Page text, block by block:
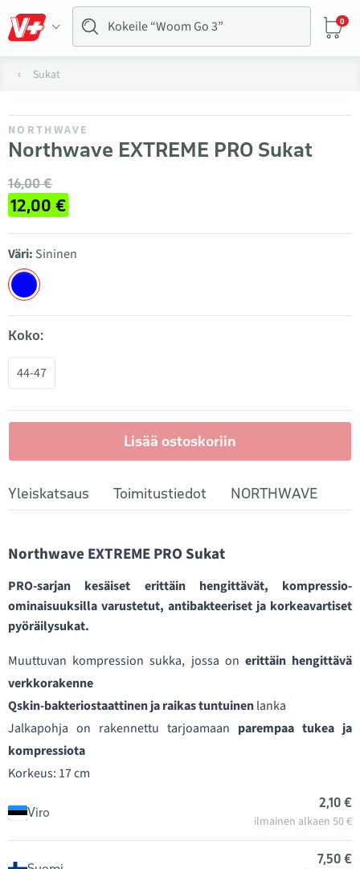
0
Sukat
NORTHWAVE
Northwave EXTREME PRO Sukat
16,00 €
12,00 €
Väri: Sininen
Koko:
44-47
Lisää ostoskoriin
Yleiskatsaus Toimitustiedot NORTHWAVE
Northwave EXTREME PRO Sukat
PRO-sarjan kesäiset erittäin hengittävät, kompressio-
ominaisuuksilla varustetut, antibakteeriset ja korkeavartiset
pyöräilysukat.
Muuttuvan kompression sukka, jossa on erittäin hengittävä
verkkorakenne
Qskin-bakteriostaattinen ja raikas tuntuinenlanka
Jalkapohja on rakennettu tarjoamaan parempaa tukea ja
kompressiota
Korkeus: 17 cm
Viro
2,10 €
ilmainen alkaen 50 €
7,50 €